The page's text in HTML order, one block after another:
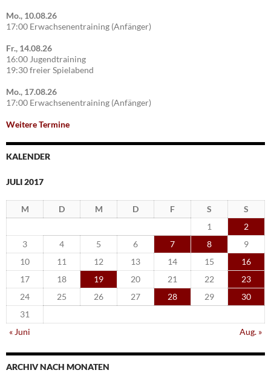
Mo., 10.08.26
17:00 Erwachsenentraining (Anfänger)
Fr., 14.08.26
16:00 Jugendtraining
19:30 freier Spielabend
Mo., 17.08.26
17:00 Erwachsenentraining (Anfänger)
Weitere Termine
KALENDER
JULI 2017
M D M D F S
S
1
2
3
4 5 6 7 8
9
10
11 12 13 14 15
16
17
18 19 20 21 22
23
24
25 26 27 28 29
30
31
« Juni
Aug. »
ARCHIV NACH MONATEN